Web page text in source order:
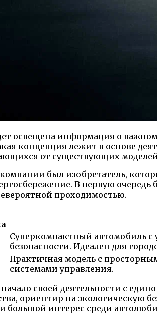
освещена информация о
концепция лежит в основе
от существующих
был изобретатель,
В первую
проходимостью.
Суперкомпактный автомобиль
безопасности. Идеален для
Практичная модель с
системами управления.
своей деятельности с
ориентир на экологическую
большой интерес среди